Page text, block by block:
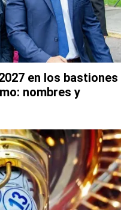
en los bastiones
nombres y